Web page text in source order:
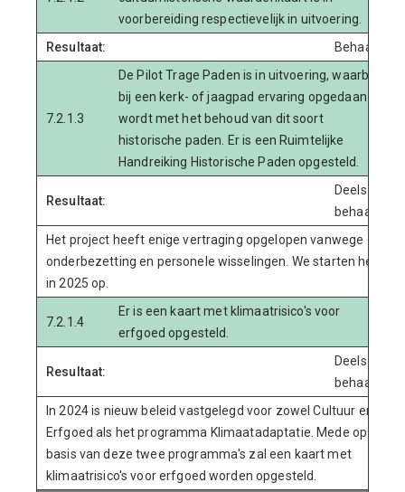
voorbereiding respectievelijk in uitvoering.
Resultaat:
Behaald
7.2.1.3
De Pilot Trage Paden is in uitvoering, waarbij
bij een kerk- of jaagpad ervaring opgedaan
wordt met het behoud van dit soort
historische paden. Er is een Ruimtelijke
Handreiking Historische Paden opgesteld.
Resultaat:
Deels
behaald
Het project heeft enige vertraging opgelopen vanwege
onderbezetting en personele wisselingen. We starten het
in 2025 op.
7.2.1.4
Er is een kaart met klimaatrisico's voor
erfgoed opgesteld.
Resultaat:
Deels
behaald
In 2024 is nieuw beleid vastgelegd voor zowel Cultuur en
Erfgoed als het programma Klimaatadaptatie. Mede op
basis van deze twee programma's zal een kaart met
klimaatrisico's voor erfgoed worden opgesteld.